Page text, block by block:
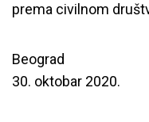
prema civilnom
Beograd
30. oktobar 2020.